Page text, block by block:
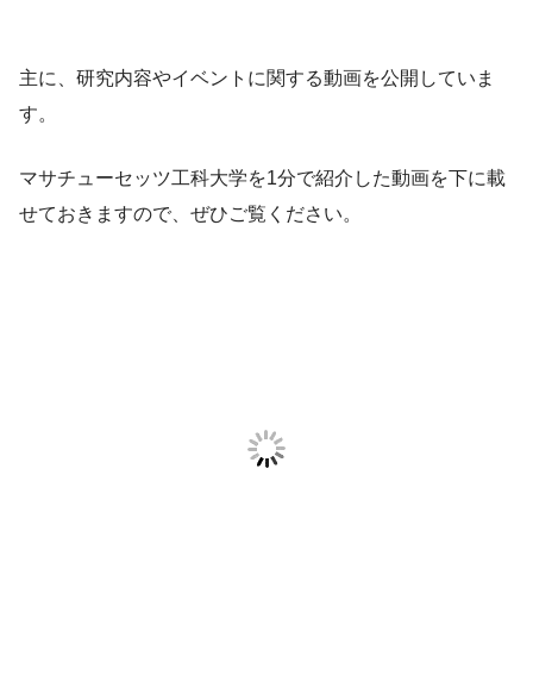
主に、研究内容やイベントに関する動画を公開していま
す。
マサチューセッツ工科大学を1分で紹介した動画を下に載
せておきますので、ぜひご覧ください。